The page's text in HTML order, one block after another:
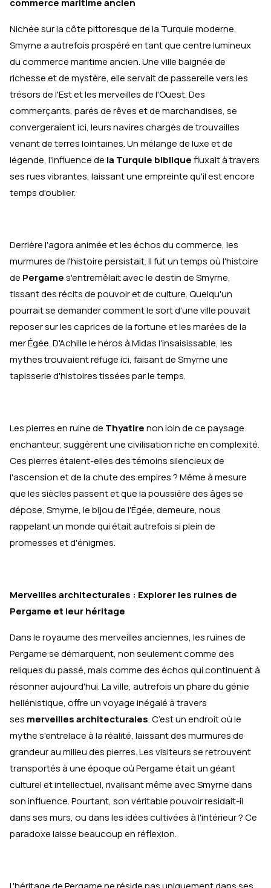
commerce maritime ancien
Nichée sur la côte pittoresque de la Turquie moderne,
Smyrne a autrefois prospéré en tant que centre lumineux
du commerce maritime ancien. Une ville baignée de
richesse et de mystère, elle servait de passerelle vers les
trésors de l'Est et les merveilles de l'Ouest. Des
commerçants, parés de rêves et de marchandises, se
convergeraient ici, leurs navires chargés de trouvailles
venant de terres lointaines. Un mélange de luxe et de
légende, l'influence de la Turquie bibliquefluxait à travers
ses rues vibrantes, laissant une empreinte qu'il est encore
temps d'oublier.
Derrière l'agora animée et les échos du commerce, les
murmures de l'histoire persistait. Il fut un temps où l'histoire
de Pergames'entremêlait avec le destin de Smyrne,
tissant des récits de pouvoir et de culture. Quelqu'un
pourrait se demander comment le sort d'une ville pouvait
reposer sur les caprices de la fortune et les marées de la
mer Égée. D'Achille le héros à Midas l'insaisissable, les
mythes trouvaient refuge ici, faisant de Smyrne une
tapisserie d'histoires tissées par le temps.
Les pierres en ruine de Thyatirenon loin de ce paysage
enchanteur, suggèrent une civilisation riche en complexité.
Ces pierres étaient-elles des témoins silencieux de
l'ascension et de la chute des empires ? Même à mesure
que les siècles passent et que la poussière des âges se
dépose, Smyrne, le bijou de l'Égée, demeure, nous
rappelant un monde qui était autrefois si plein de
promesses et d'énigmes.
Merveilles architecturales : Explorer les ruines de
Pergame et leur héritage
Dans le royaume des merveilles anciennes, les ruines de
Pergame se démarquent, non seulement comme des
reliques du passé, mais comme des échos qui continuent à
résonner aujourd'hui. La ville, autrefois un phare du génie
hellénistique, offre un voyage inégalé à travers
ses merveilles architecturales. C’est un endroit où le
mythe s'entrelace à la réalité, laissant des murmures de
grandeur au milieu des pierres. Les visiteurs se retrouvent
transportés à une époque où Pergame était un géant
culturel et intellectuel, rivalisant même avec Smyrne dans
son influence. Pourtant, son véritable pouvoir residait-il
dans ses murs, ou dans les idées cultivées à l'intérieur ? Ce
paradoxe laisse beaucoup en réflexion.